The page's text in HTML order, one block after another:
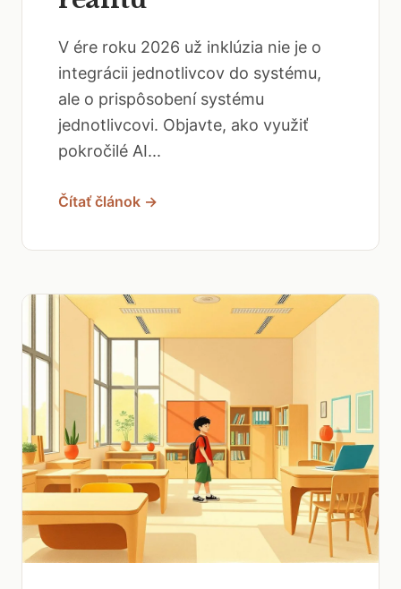
V ére roku 2026 už inklúzia nie je o
integrácii jednotlivcov do systému,
ale o prispôsobení systému
jednotlivcovi. Objavte, ako využiť
pokročilé AI...
Čítať článok →